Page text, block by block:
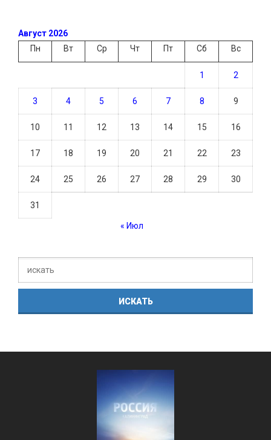
Август 2026
Пн
Вт Ср Чт Пт Сб Вс
1 2
3 4 5 6 7 8 9
10 11 12 13 14 15 16
17 18 19 20 21 22 23
24 25 26 27 28 29 30
31
« Июл